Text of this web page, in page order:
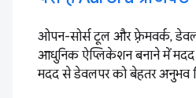
ओपन-सोर्स टूल और फ़्रेमवर्क,
आधुनिक ऐप्लिकेशन बनाने में मदद
मदद से डेवलपर को बेहतर अनुभव